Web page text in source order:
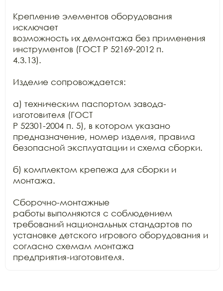
Крепление элементов оборудования
исключает
возможность их демонтажа без применения
инструментов (ГОСТ Р 52169-2012 п.
4.3.13).
Изделие сопровождается:
а) техническим паспортом завода-
изготовителя (ГОСТ
Р 52301-2004 п. 5), в котором указано
предназначение, номер изделия, правила
безопасной эксплуатации и схема сборки.
б) комплектом крепежа для сборки и
монтажа.
Сборочно-монтажные
работы выполняются с соблюдением
требований национальных стандартов по
установке детского игрового оборудования и
согласно схемам монтажа
предприятия-изготовителя.